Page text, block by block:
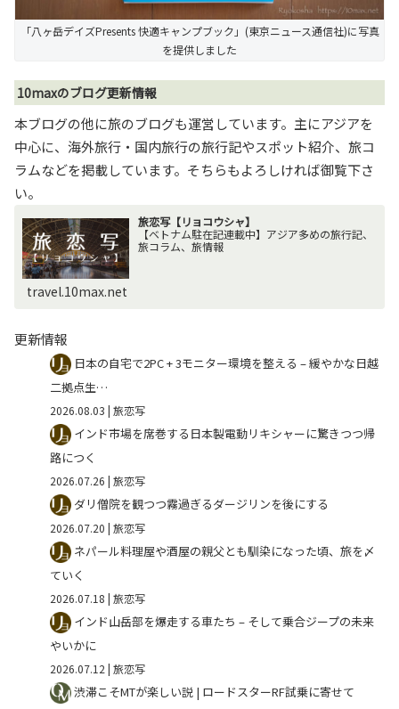
「八ヶ岳デイズPresents 快適キャンプブック」(東京ニュース通信社)に写真
を提供しました
10maxのブログ更新情報
本ブログの他に旅のブログも運営しています。主にアジアを
中心に、海外旅行・国内旅行の旅行記やスポット紹介、旅コ
ラムなどを掲載しています。そちらもよろしければ御覧下さ
い。
旅恋写【リョコウシャ】
【ベトナム駐在記連載中】アジア多めの旅行記、
旅コラム、旅情報
travel.10max.net
更新情報
日本の自宅で2PC + 3モニター環境を整える – 緩やかな日越
二拠点生…
2026.08.03 | 旅恋写
インド市場を席巻する日本製電動リキシャーに驚きつつ帰
路につく
2026.07.26 | 旅恋写
ダリ僧院を観つつ霧過ぎるダージリンを後にする
2026.07.20 | 旅恋写
ネパール料理屋や酒屋の親父とも馴染になった頃、旅を〆
ていく
2026.07.18 | 旅恋写
インド山岳部を爆走する車たち – そして乗合ジープの未来
やいかに
2026.07.12 | 旅恋写
渋滞こそMTが楽しい説 | ロードスターRF試乗に寄せて